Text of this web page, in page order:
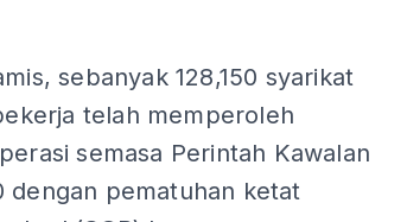
sebanyak 128,150 syarikat
telah memperoleh
semasa Perintah Kawalan
dengan pematuhan ketat